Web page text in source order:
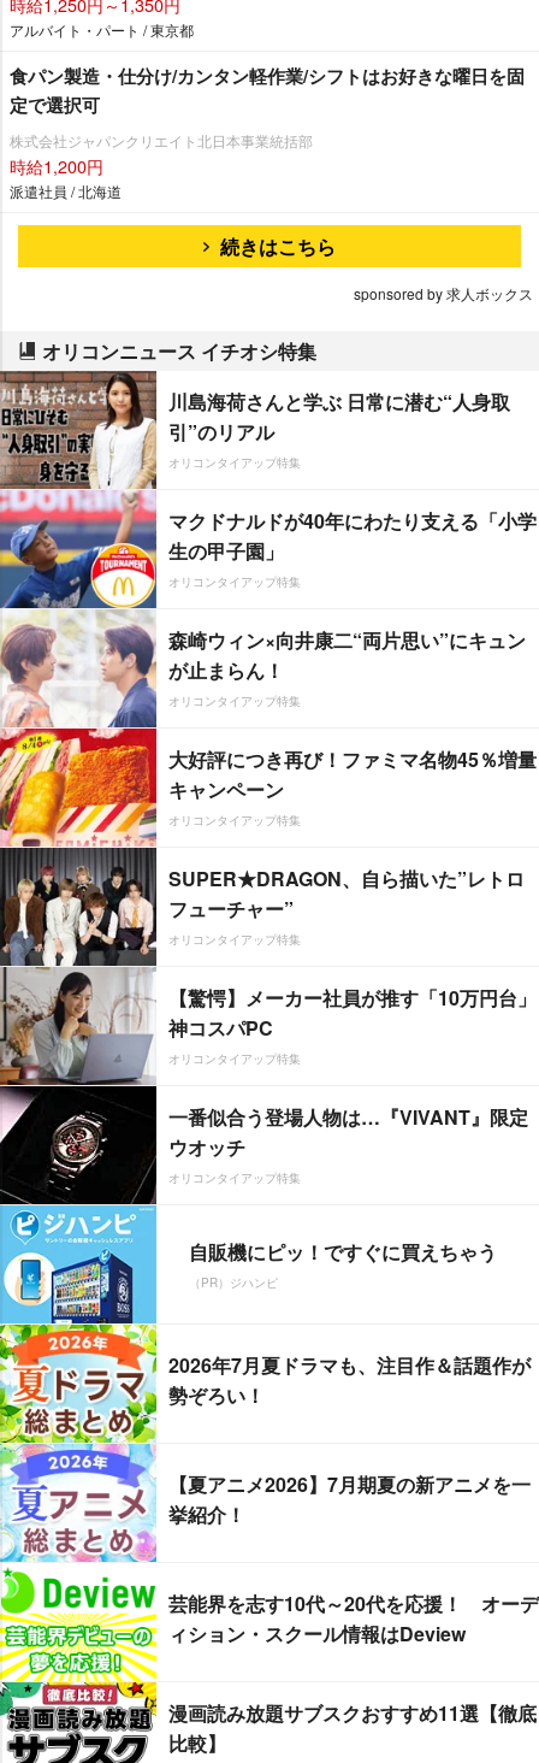
アルバイト・パート / 東京都
食パン製造・仕分け/カンタン軽作業/シフトはお好きな曜日を固
定で選択可
株式会社ジャパンクリエイト北日本事業統括部
時給1,200円
派遣社員 / 北海道
続きはこちら
sponsored by 求人ボックス
オリコンニュース イチオシ特集
川島海荷さんと学ぶ 日常に潜む“人身取
引”のリアル
オリコンタイアップ特集
マクドナルドが40年にわたり支える「小学
生の甲子園」
オリコンタイアップ特集
森崎ウィン×向井康二“両片思い”にキュン
が止まらん！
オリコンタイアップ特集
大好評につき再び！ファミマ名物45％増量
キャンペーン
オリコンタイアップ特集
SUPER★DRAGON、自ら描いた”レトロ
フューチャー”
オリコンタイアップ特集
【驚愕】メーカー社員が推す「10万円台」
神コスパPC
オリコンタイアップ特集
一番似合う登場人物は…『VIVANT』限定
ウオッチ
オリコンタイアップ特集
自販機にピッ！ですぐに買えちゃう
（PR）ジハンピ
2026年7月夏ドラマも、注目作＆話題作が
勢ぞろい！
【夏アニメ2026】7月期夏の新アニメを一
挙紹介！
芸能界を志す10代～20代を応援！ オーデ
ィション・スクール情報はDeview
漫画読み放題サブスクおすすめ11選【徹底
比較】